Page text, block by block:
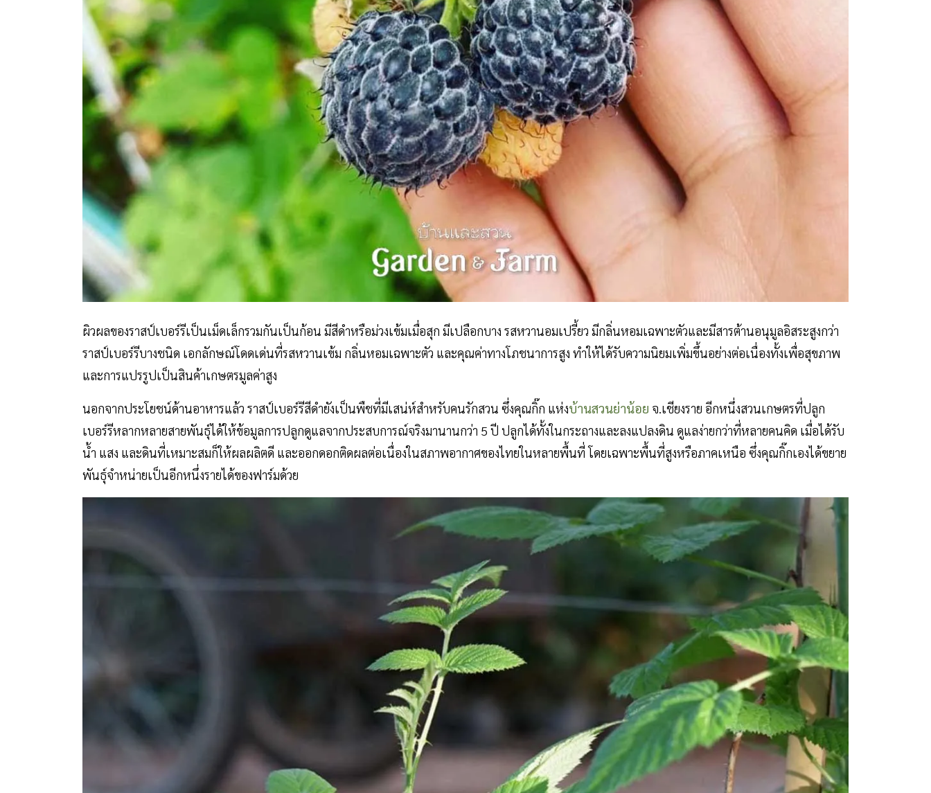
ผิวผลของราสป์เบอร์รีเป็นเม็ดเล็กรวมกันเป็นก้อน มีสีดำหรือม่วงเข้มเมื่อสุก มีเปลือกบาง รสหวานอมเปรี้ยว มีกลิ่นหอมเฉพาะตัวและมีสารต้านอนุมูลอิสระสูงกว่า
ราสป์เบอร์รีบางชนิด เอกลักษณ์โดดเด่นที่รสหวานเข้ม กลิ่นหอมเฉพาะตัว และคุณค่าทางโภชนาการสูง ทำให้ได้รับความนิยมเพิ่มขึ้นอย่างต่อเนื่องทั้งเพื่อสุขภาพ
และการแปรรูปเป็นสินค้าเกษตรมูลค่าสูง
นอกจากประโยชน์ด้านอาหารแล้ว ราสป์เบอร์รีสีดำยังเป็นพืชที่มีเสน่ห์สำหรับคนรักสวน ซึ่งคุณกิ๊ก แห่งบ้านสวนย่าน้อย จ.เชียงราย อีกหนึ่งสวนเกษตรที่ปลูก
เบอร์รีหลากหลายสายพันธุ์ได้ให้ข้อมูลการปลูกดูแลจากประสบการณ์จริงมานานกว่า 5 ปี ปลูกได้ทั้งในกระถางและลงแปลงดิน ดูแลง่ายกว่าที่หลายคนคิด เมื่อได้รับ
น้ำ แสง และดินที่เหมาะสมก็ให้ผลผลิตดี และออกดอกติดผลต่อเนื่องในสภาพอากาศของไทยในหลายพื้นที่ โดยเฉพาะพื้นที่สูงหรือภาคเหนือ ซึ่งคุณกิ๊กเองได้ขยาย
พันธุ์จำหน่ายเป็นอีกหนึ่งรายได้ของฟาร์มด้วย